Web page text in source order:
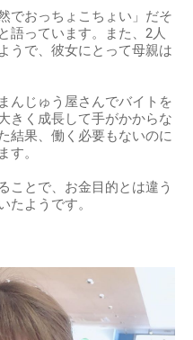
でおっちょこちょい」だそ
語っています。また、2人
うで、彼女にとって母親は
んじゅう屋さんでバイトを
きく成長して手がかからな
結果、働く必要もないのに
す。
ことで、お金目的とは違う
たようです。